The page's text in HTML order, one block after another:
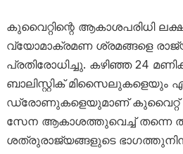
കുവൈറ്റിന്റെ ആകാശപരിധി
വ്യോമാക്രമണ ശ്രമങ്ങളെ
പ്രതിരോധിച്ചു. കഴിഞ്ഞ 24
ബാലിസ്റ്റിക് മിസൈലുകളെയും
ഡ്രോണുകളെയുമാണ് കുവൈറ്റ്
സേന ആകാശത്തുവെച്ച് തന്നെ
ശത്രുരാജ്യങ്ങളുടെ